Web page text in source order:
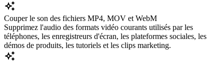
Couper le son des fichiers MP4, MOV et WebM
Supprimez l'audio des formats vidéo courants utilisés par les
téléphones, les enregistreurs d'écran, les plateformes sociales, les
démos de produits, les tutoriels et les clips marketing.